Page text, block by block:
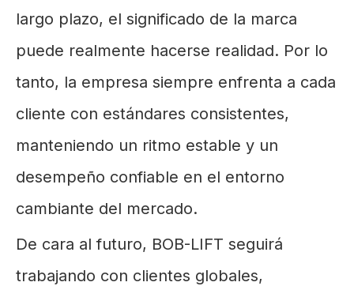
largo plazo, el significado de la marca
puede realmente hacerse realidad. Por lo
tanto, la empresa siempre enfrenta a cada
cliente con estándares consistentes,
manteniendo un ritmo estable y un
desempeño confiable en el entorno
cambiante del mercado.
De cara al futuro, BOB-LIFT seguirá
trabajando con clientes globales,